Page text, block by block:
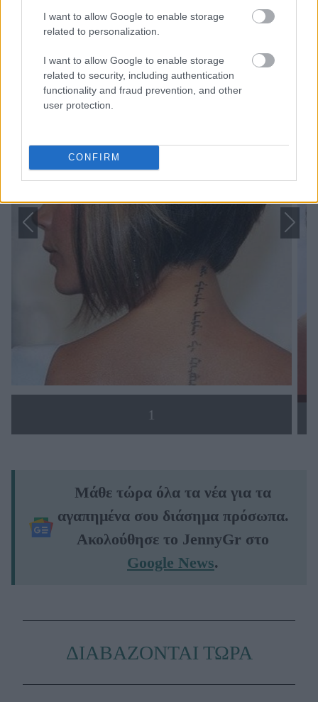
I want to allow Google to enable storage
related to personalization.
I want to allow Google to enable storage
related to security, including authentication
functionality and fraud prevention, and other
user protection.
CONFIRM
1
Μάθε τώρα όλα τα νέα για τα
αγαπημένα σου διάσημα πρόσωπα.
Ακολούθησε το JennyGr στο
Google News.
ΔΙΑΒΑΖΟΝΤΑΙ ΤΩΡΑ